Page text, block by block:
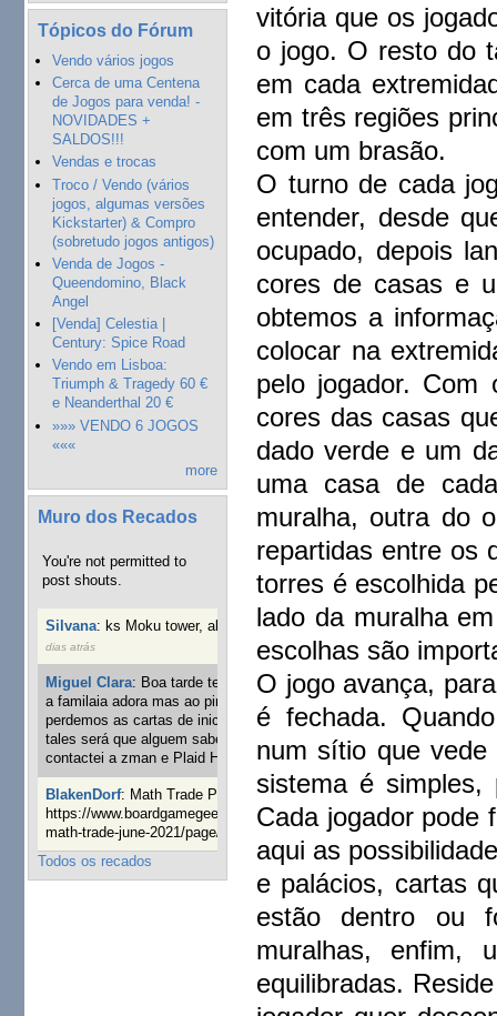
Tópicos do Fórum
Vendo vários jogos
Cerca de uma Centena
de Jogos para venda! -
NOVIDADES +
SALDOS!!!
Vendas e trocas
Troco / Vendo (vários
jogos, algumas versões
Kickstarter) & Compro
(sobretudo jogos antigos)
Venda de Jogos -
Queendomino, Black
Angel
[Venda] Celestia |
Century: Spice Road
Vendo em Lisboa:
Triumph & Tragedy 60 €
e Neanderthal 20 €
»»» VENDO 6 JOGOS
«««
more
Muro dos Recados
You're not permitted to
post shouts.
Silvana: ks Moku tower, alguém interessado?
40 semanas 3
dias atrás
Miguel Clara: Boa tarde tenho jogo Mice and mistics que
a familaia adora mas ao pintarmos as miniaturas
perdemos as cartas de iniciaticva da expanção downood
tales será que alguem sabe onde adquirir as cartas já
contactei a zman e Plaid Hat e nada
1 ano 8 semanas atrás
BlakenDorf: Math Trade Portuguesa a decorrer. Aqui:
https://www.boardgamegeek.com/geeklist/286035/portugal-
math-trade-june-2021/page/1
1 ano 9 semanas atrás
Todos os recados
vitória que os
o jogo. O resto do
em cada
em três regiões
com um brasão.
O turno de cada
entender, desde
ocupado, depois
cores de casas e
obtemos a
colocar na
pelo jogador. Com
cores das casas
dado verde e um
uma casa de
muralha, outra do
repartidas entre os
torres é escolhida
lado da muralha
escolhas são
O jogo avança,
é fechada.
num sítio que
sistema é
Cada jogador pode
aqui as
e palácios, cartas
estão dentro ou
muralhas, enfim,
equilibradas.